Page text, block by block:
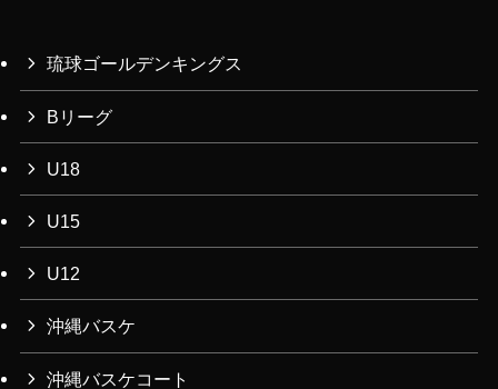
ブ
琉球ゴールデンキングス
Bリーグ
U18
U15
U12
沖縄バスケ
沖縄バスケコート